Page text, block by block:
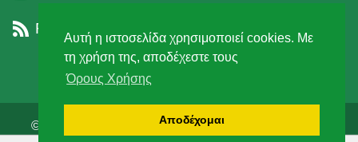
Αυτή η ιστοσελίδα χρησιμοποιεί cookies. Με
τη χρήση της, αποδέχεστε τους
Όρους Χρήσης
Αποδέχομαι
RSS Όροι Χρήσης
© 2026 Δ' Κυνηγετική Ομοσπονδία Στερεάς Ελλάδος